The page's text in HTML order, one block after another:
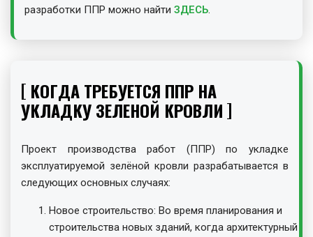
разработки ППР можно найти ЗДЕСЬ.
КОГДА ТРЕБУЕТСЯ ППР НА
УКЛАДКУ ЗЕЛЕНОЙ КРОВЛИ
Проект производства работ (ППР) по укладке
эксплуатируемой зелёной кровли разрабатывается в
следующих основных случаях:
Новое строительство: Во время планирования и
строительства новых зданий, когда архитектурный